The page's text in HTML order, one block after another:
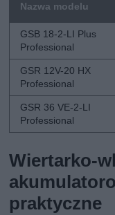
Nazwa modelu
GSB 18-2-LI Plus
Professional
GSR 12V-20 HX
Professional
GSR 36 VE-2-LI
Professional
Wiertarko-
praktyczne